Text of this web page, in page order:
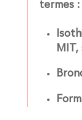
termes :
MIT,